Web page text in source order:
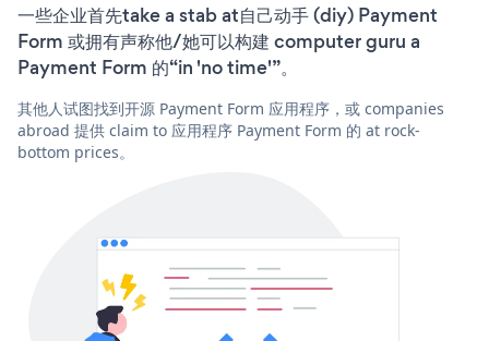
一些企业首先take a stab at自己动手 (diy) Payment
Form 或拥有声称他/她可以构建 computer guru a
Payment Form 的“in 'no time'”。
其他人试图找到开源 Payment Form 应用程序，或 companies
abroad 提供 claim to 应用程序 Payment Form 的 at rock-
bottom prices。